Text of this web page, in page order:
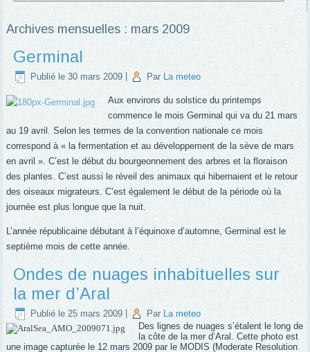
Archives mensuelles : mars 2009
Germinal
Publié le 30 mars 2009 Par La meteo
Aux environs du solstice du printemps
commence le mois Germinal qui va du 21 mars
au 19 avril. Selon les termes de la convention nationale ce mois
correspond à « la fermentation et au développement de la sève de mars
en avril ». C’est le début du bourgeonnement des arbres et la floraison
des plantes. C’est aussi le réveil des animaux qui hibernaient et le retour
des oiseaux migrateurs. C’est également le début de la période où la
journée est plus longue que la nuit.
L’année républicaine débutant à l’équinoxe d’automne, Germinal est le
septième mois de cette année.
Ondes de nuages inhabituelles sur
la mer d’Aral
Publié le 25 mars 2009 Par
La meteo
Des lignes de nuages s’étalent le long de
la côte de la mer d’Aral. Cette photo est
une image capturée le 12 mars 2009 par le MODIS (Moderate Resolution